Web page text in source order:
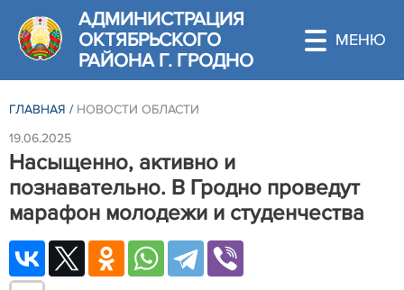
АДМИНИСТРАЦИЯ
ОКТЯБРЬСКОГО
РАЙОНА Г. ГРОДНО
ГЛАВНАЯ / НОВОСТИ ОБЛАСТИ
19.06.2025
Насыщенно, активно и
познавательно. В Гродно проведут
марафон молодежи и студенчества